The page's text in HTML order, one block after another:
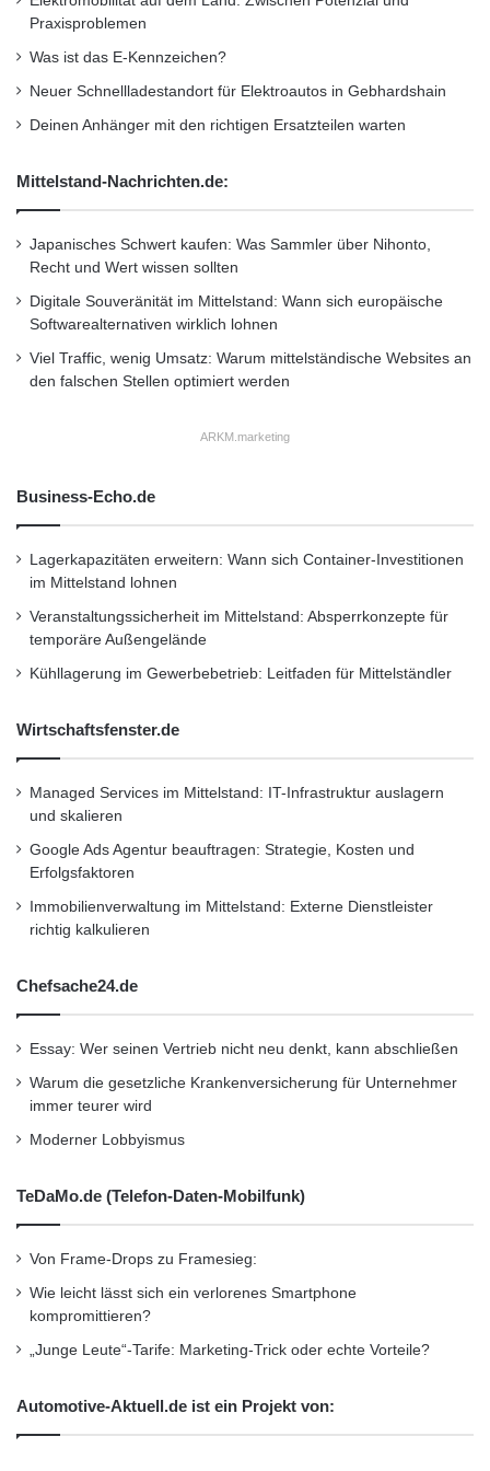
sich dem Unternehmen bietet, und deutet auf
sogar noch höhere Wachstumschancen hin.”
BonitaSoft konnte vor kurzem eine Reihe
zunehmend länger werdende Kundenliste
University, PwC, DirectTV, Yellow Pages und
BBVA Bank.
Zusätzliche Resourcen
[http://www.bonitasoft.com/products/BPM__wo
rkflow_overview.php] Open
http://www.bonitasoft.com/products/BPM__wo
rkflow_overview.php
[http://www.bonitasoft.com/products/BPM__wo
rkflow_overview.php]
herunter
– Laden Sie BonitaSoft
[http://www.bonitasoft.com/news/resources.ph
http://www.bonitasoft.com/news/resources.php
] s [
http://www.bonitasoft.com/news/resources.php
] white
[ http://www.bonitasoft.com/news/resources.ph
[http://www.bonitasoft.com/news/resources.ph
p] herunter
Praxisproblemen
Was ist das E-Kennzeichen?
Neuer Schnellladestandort für Elektroautos in Gebhardshain
Deinen Anhänger mit den richtigen Ersatzteilen warten
Mittelstand-Nachrichten.de:
Japanisches Schwert kaufen: Was Sammler über Nihonto,
Recht und Wert wissen sollten
Digitale Souveränität im Mittelstand: Wann sich europäische
Softwarealternativen wirklich lohnen
Viel Traffic, wenig Umsatz: Warum mittelständische Websites an
den falschen Stellen optimiert werden
ARKM.marketing
Business-Echo.de
Lagerkapazitäten erweitern: Wann sich Container-Investitionen
im Mittelstand lohnen
Veranstaltungssicherheit im Mittelstand: Absperrkonzepte für
temporäre Außengelände
Kühllagerung im Gewerbebetrieb: Leitfaden für Mittelständler
Wirtschaftsfenster.de
Managed Services im Mittelstand: IT-Infrastruktur auslagern
und skalieren
Google Ads Agentur beauftragen: Strategie, Kosten und
Erfolgsfaktoren
Immobilienverwaltung im Mittelstand: Externe Dienstleister
richtig kalkulieren
Chefsache24.de
Essay: Wer seinen Vertrieb nicht neu denkt, kann abschließen
Warum die gesetzliche Krankenversicherung für Unternehmer
immer teurer wird
Moderner Lobbyismus
TeDaMo.de (Telefon-Daten-Mobilfunk)
Von Frame-Drops zu Framesieg:
Wie leicht lässt sich ein verlorenes Smartphone
kompromittieren?
„Junge Leute“-Tarife: Marketing-Trick oder echte Vorteile?
Automotive-Aktuell.de ist ein Projekt von: